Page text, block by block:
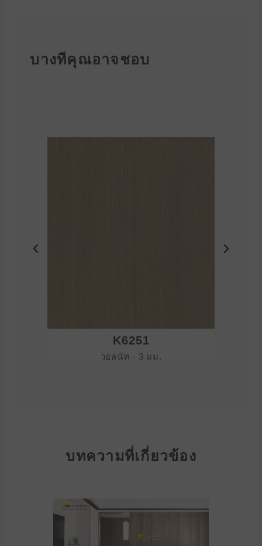
บางทีคุณอาจชอบ
K6251
วอลนัท - 3 มม.
บทความที่เกี่ยวข้อง